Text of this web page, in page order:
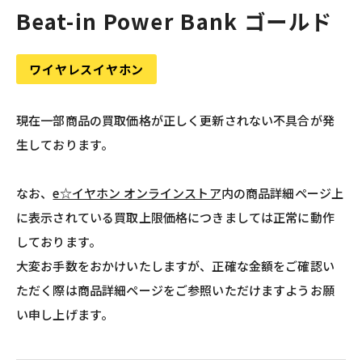
Beat-in Power Bank ゴールド
ワイヤレスイヤホン
現在一部商品の買取価格が正しく更新されない不具合が発
生しております。
なお、e☆イヤホン オンラインストア内の商品詳細ページ上
に表示されている買取上限価格につきましては正常に動作
しております。
大変お手数をおかけいたしますが、正確な金額をご確認い
ただく際は商品詳細ページをご参照いただけますようお願
い申し上げます。